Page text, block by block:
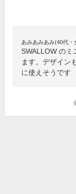
あみあみあみ(40代・
SWALLOW の
ます。デザイン
に使えそうです